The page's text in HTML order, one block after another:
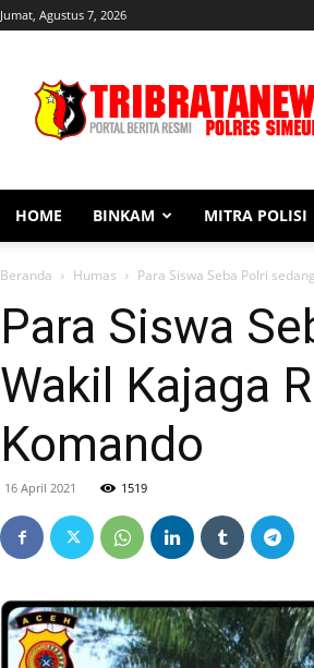
Jumat, Agustus 7, 2026
Simeulue
HOME BINKAM MITRA POLISI
Beranda Humas Para Siswa Seba Polri
Para Siswa
Wakil Kajaga
Komando
16 April 2021 1519